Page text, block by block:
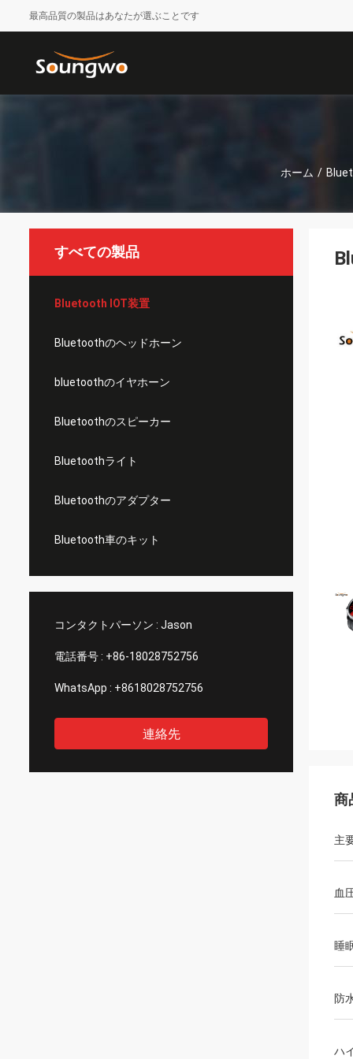
最高品質の製品はあなたが選ぶことです
ホーム /
すべての製品
Bluetooth IOT装置
Bluetoothのヘッドホーン
bluetoothのイヤホーン
Bluetoothのスピーカー
Bluetoothライト
Bluetoothのアダプター
Bluetooth車のキット
コンタクトパーソン : Jason
電話番号 : +86-18028752756
WhatsApp : +8618028752756
連絡先
商
主
血
睡
防
ハ